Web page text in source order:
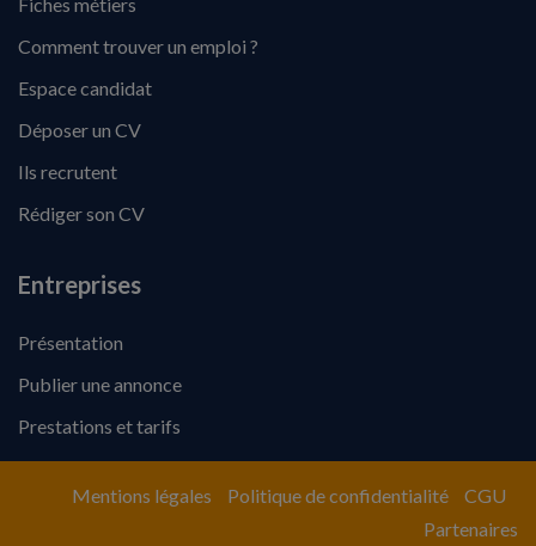
Comment trouver un emploi ?
Espace candidat
Déposer un CV
Ils recrutent
Rédiger son CV
Entreprises
Présentation
Publier une annonce
Prestations et tarifs
Mentions légales Politique de confidentialité
CGU
Partenaires